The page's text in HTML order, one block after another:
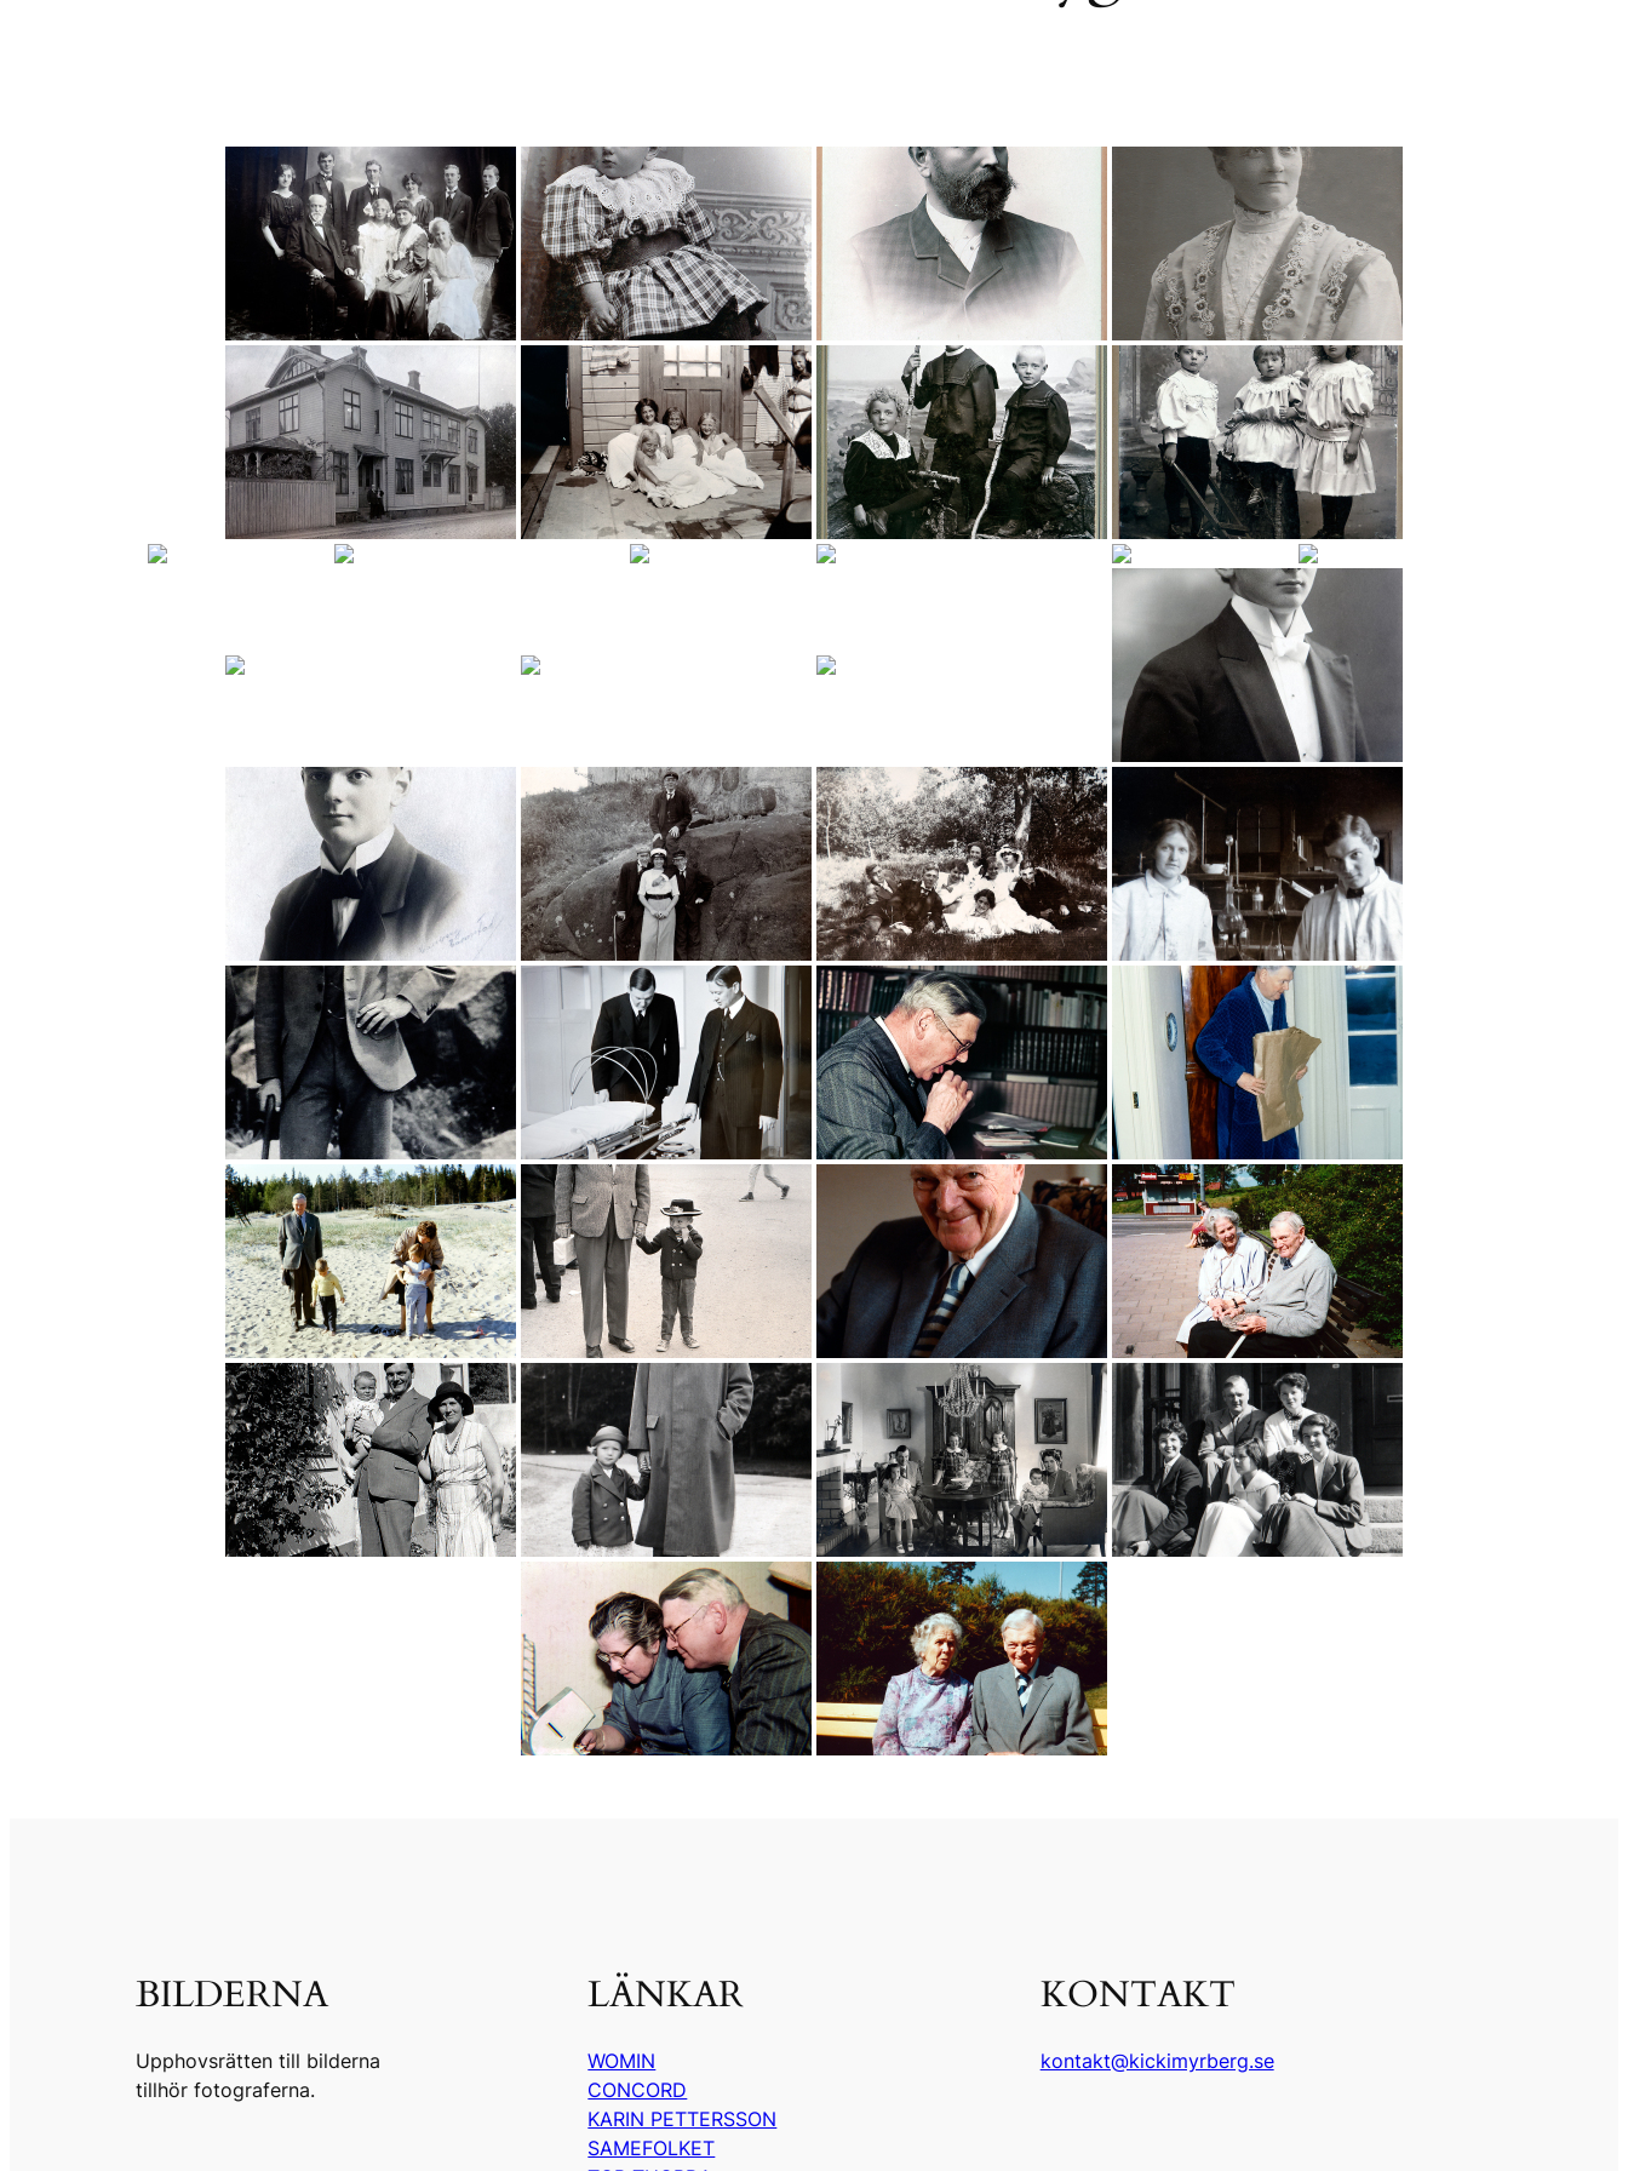
BILDERNA
Upphovsrätten till bilderna
tillhör fotograferna.
LÄNKAR
WOMIN
CONCORD
KARIN PETTERSSON
SAMEFOLKET
KONTAKT
kontakt@kickimyrberg.se